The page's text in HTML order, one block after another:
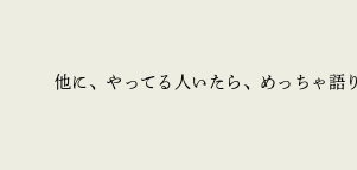
他に、やってる人いたら、めっちゃ語